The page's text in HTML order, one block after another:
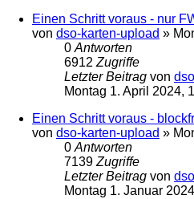
Einen Schritt voraus - nur
von dso-karten-upload »
0Antworten
6912Zugriffe
Letzter Beitrag von
Montag 1. April 2024,
Einen Schritt voraus -
von dso-karten-upload »
0Antworten
7139Zugriffe
Letzter Beitrag von
Montag 1. Januar